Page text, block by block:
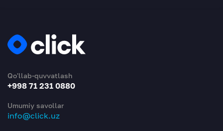
Qo'llab-quvvatlash
+998 71 231 0880
Umumiy savollar
info@click.uz